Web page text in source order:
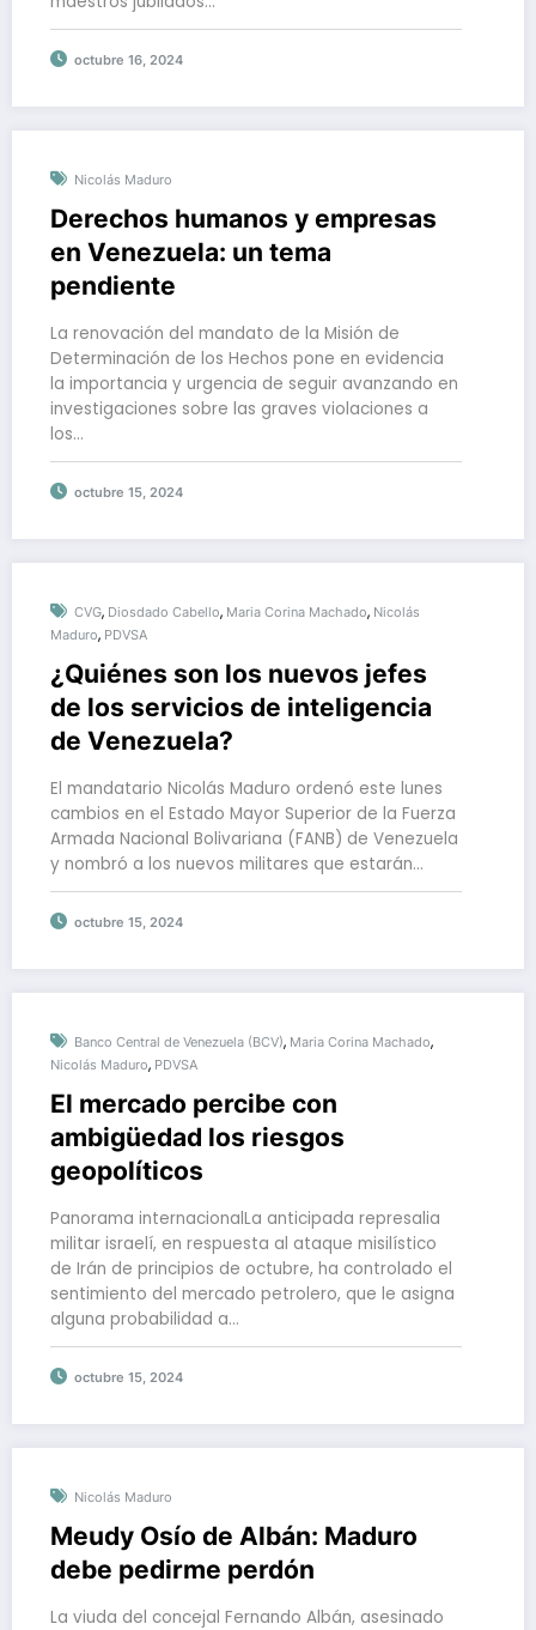
octubre 16, 2024
Nicolás Maduro
Derechos humanos y empresas
en Venezuela: un tema
pendiente
La renovación del mandato de la Misión de
Determinación de los Hechos pone en evidencia
la importancia y urgencia de seguir avanzando en
investigaciones sobre las graves violaciones a
los…
octubre 15, 2024
CVG, Diosdado Cabello, Maria Corina Machado, Nicolás
Maduro, PDVSA
¿Quiénes son los nuevos jefes
de los servicios de inteligencia
de Venezuela?
El mandatario Nicolás Maduro ordenó este lunes
cambios en el Estado Mayor Superior de la Fuerza
Armada Nacional Bolivariana (FANB) de Venezuela
y nombró a los nuevos militares que estarán…
octubre 15, 2024
Banco Central de Venezuela (BCV), Maria Corina Machado,
Nicolás Maduro, PDVSA
El mercado percibe con
ambigüedad los riesgos
geopolíticos
Panorama internacionalLa anticipada represalia
militar israelí, en respuesta al ataque misilístico
de Irán de principios de octubre, ha controlado el
sentimiento del mercado petrolero, que le asigna
alguna probabilidad a…
octubre 15, 2024
Nicolás Maduro
Meudy Osío de Albán: Maduro
debe pedirme perdón
La viuda del concejal Fernando Albán, asesinado